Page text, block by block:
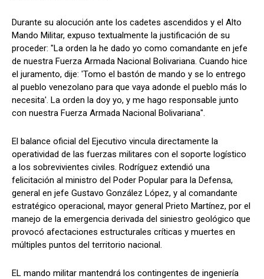
Durante su alocución ante los cadetes ascendidos y el Alto
Mando Militar, expuso textualmente la justificación de su
proceder: "La orden la he dado yo como comandante en jefe
de nuestra Fuerza Armada Nacional Bolivariana. Cuando hice
el juramento, dije: 'Tomo el bastón de mando y se lo entrego
al pueblo venezolano para que vaya adonde el pueblo más lo
necesita'. La orden la doy yo, y me hago responsable junto
con nuestra Fuerza Armada Nacional Bolivariana".
El balance oficial del Ejecutivo vincula directamente la
operatividad de las fuerzas militares con el soporte logístico
a los sobrevivientes civiles. Rodríguez extendió una
felicitación al ministro del Poder Popular para la Defensa,
general en jefe Gustavo González López, y al comandante
estratégico operacional, mayor general Prieto Martínez, por el
manejo de la emergencia derivada del siniestro geológico que
provocó afectaciones estructurales críticas y muertes en
múltiples puntos del territorio nacional.
EL mando militar mantendrá los contingentes de ingeniería